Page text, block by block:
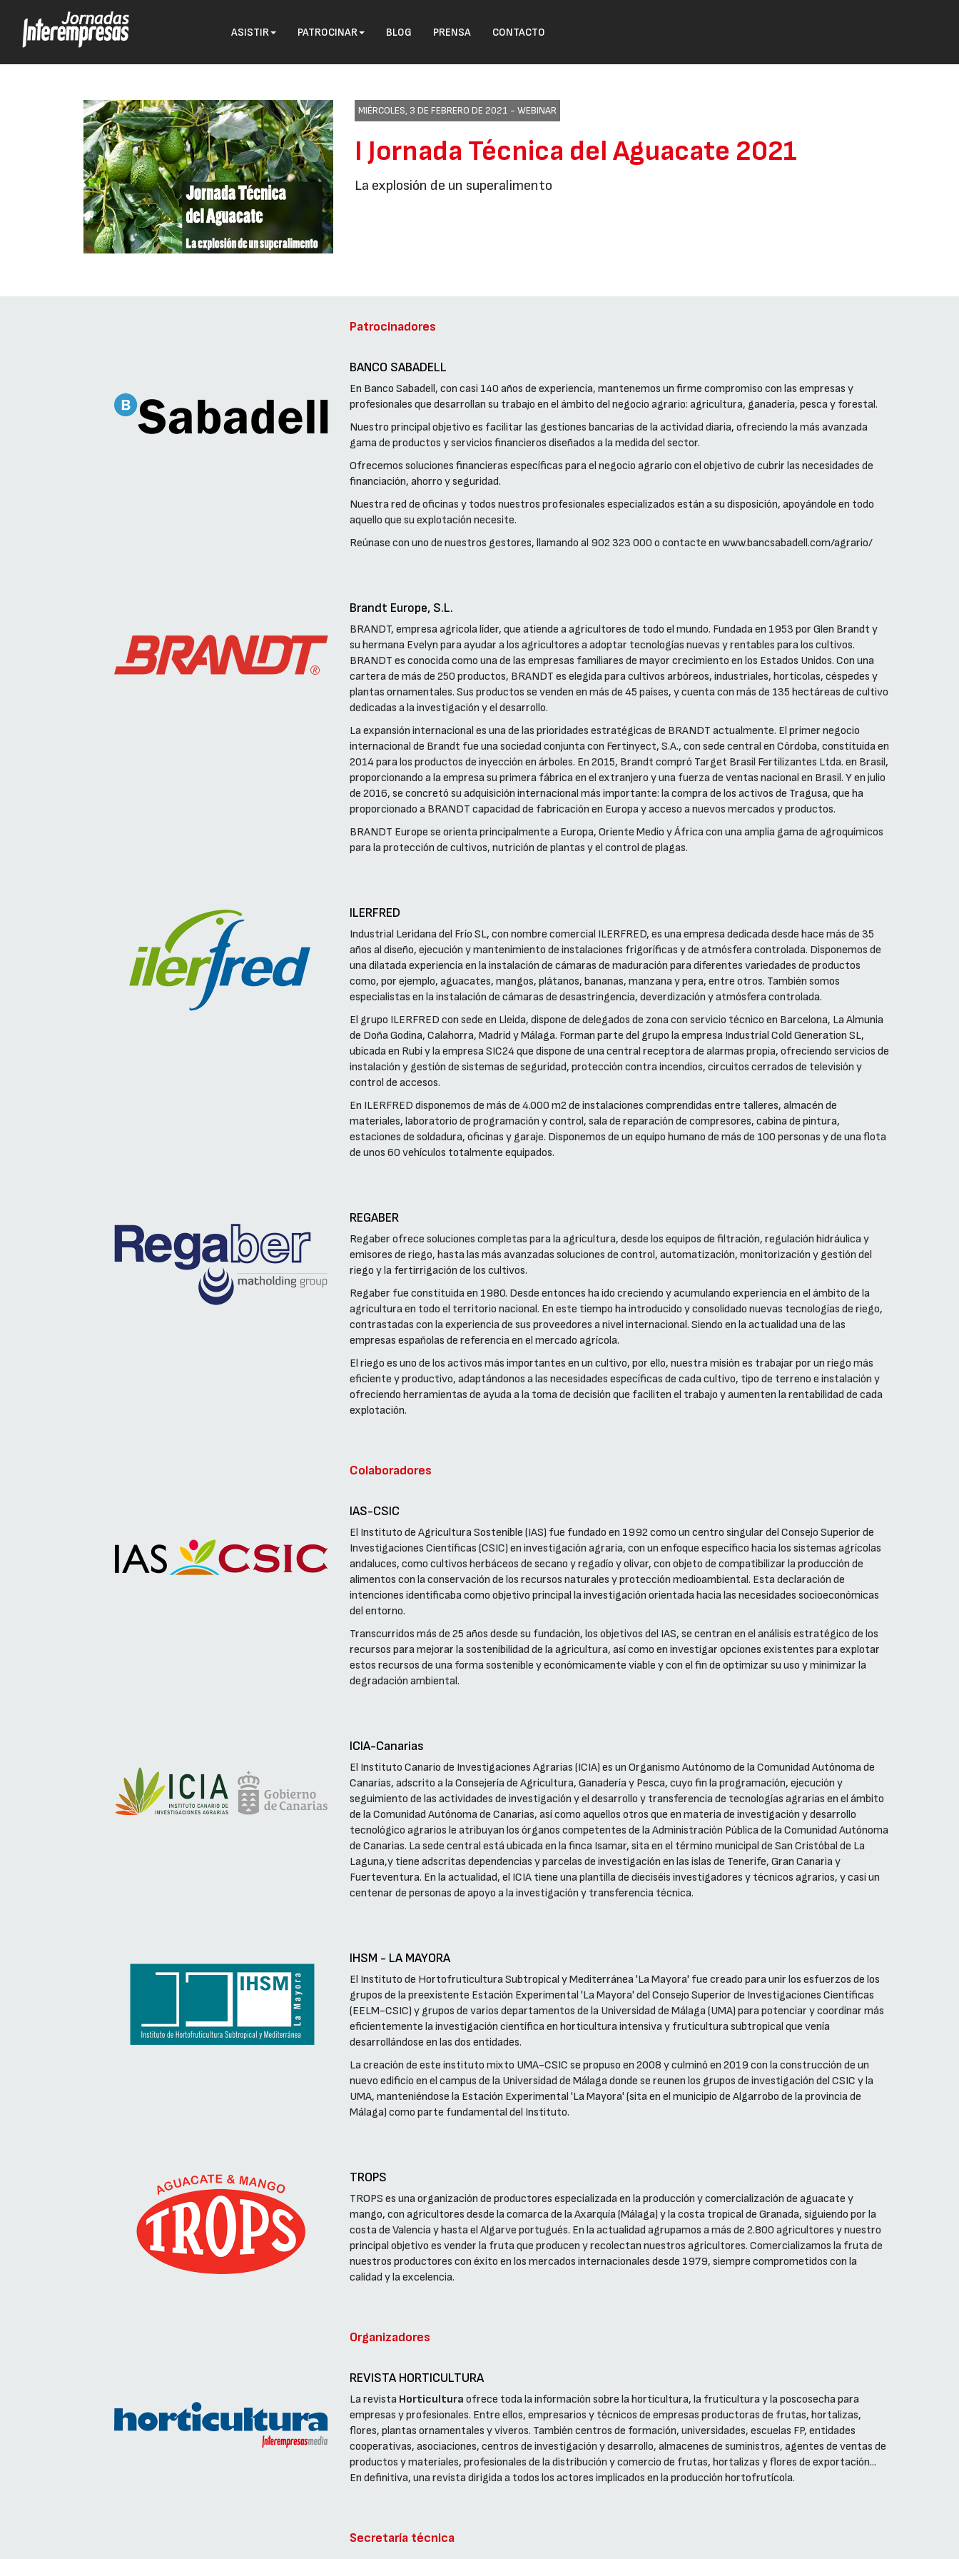
ASISTIR PATROCINAR BLOG PRENSA CONTACTO
MIÉRCOLES, 3 DE FEBRERO DE 2021 - WEBINAR
I Jornada Técnica del Aguacate 2021
La explosión de un superalimento
Patrocinadores
BANCO SABADELL
En Banco Sabadell, con casi 140 años de experiencia, mantenemos un firme compromiso con las empresas y
profesionales que desarrollan su trabajo en el ámbito del negocio agrario: agricultura, ganadería, pesca y forestal.
Nuestro principal objetivo es facilitar las gestiones bancarias de la actividad diaria, ofreciendo la más avanzada
gama de productos y servicios financieros diseñados a la medida del sector.
Ofrecemos soluciones financieras específicas para el negocio agrario con el objetivo de cubrir las necesidades de
financiación, ahorro y seguridad.
Nuestra red de oficinas y todos nuestros profesionales especializados están a su disposición, apoyándole en todo
aquello que su explotación necesite.
Reúnase con uno de nuestros gestores, llamando al 902 323 000 o contacte en www.bancsabadell.com/agrario/
Brandt Europe, S.L.
BRANDT, empresa agrícola líder, que atiende a agricultores de todo el mundo. Fundada en 1953 por Glen Brandt y
su hermana Evelyn para ayudar a los agricultores a adoptar tecnologías nuevas y rentables para los cultivos.
BRANDT es conocida como una de las empresas familiares de mayor crecimiento en los Estados Unidos. Con una
cartera de más de 250 productos, BRANDT es elegida para cultivos arbóreos, industriales, hortícolas, céspedes y
plantas ornamentales. Sus productos se venden en más de 45 países, y cuenta con más de 135 hectáreas de cultivo
dedicadas a la investigación y el desarrollo.
La expansión internacional es una de las prioridades estratégicas de BRANDT actualmente. El primer negocio
internacional de Brandt fue una sociedad conjunta con Fertinyect, S.A., con sede central en Córdoba, constituida en
2014 para los productos de inyección en árboles. En 2015, Brandt compró Target Brasil Fertilizantes Ltda. en Brasil,
proporcionando a la empresa su primera fábrica en el extranjero y una fuerza de ventas nacional en Brasil. Y en julio
de 2016, se concretó su adquisición internacional más importante: la compra de los activos de Tragusa, que ha
proporcionado a BRANDT capacidad de fabricación en Europa y acceso a nuevos mercados y productos.
BRANDT Europe se orienta principalmente a Europa, Oriente Medio y África con una amplia gama de agroquímicos
para la protección de cultivos, nutrición de plantas y el control de plagas.
ILERFRED
Industrial Leridana del Frío SL, con nombre comercial ILERFRED, es una empresa dedicada desde hace más de 35
años al diseño, ejecución y mantenimiento de instalaciones frigoríficas y de atmósfera controlada. Disponemos de
una dilatada experiencia en la instalación de cámaras de maduración para diferentes variedades de productos
como, por ejemplo, aguacates, mangos, plátanos, bananas, manzana y pera, entre otros. También somos
especialistas en la instalación de cámaras de desastringencia, deverdización y atmósfera controlada.
El grupo ILERFRED con sede en Lleida, dispone de delegados de zona con servicio técnico en Barcelona, La Almunia
de Doña Godina, Calahorra, Madrid y Málaga. Forman parte del grupo la empresa Industrial Cold Generation SL,
ubicada en Rubí y la empresa SIC24 que dispone de una central receptora de alarmas propia, ofreciendo servicios de
instalación y gestión de sistemas de seguridad, protección contra incendios, circuitos cerrados de televisión y
control de accesos.
En ILERFRED disponemos de más de 4.000 m2 de instalaciones comprendidas entre talleres, almacén de
materiales, laboratorio de programación y control, sala de reparación de compresores, cabina de pintura,
estaciones de soldadura, oficinas y garaje. Disponemos de un equipo humano de más de 100 personas y de una flota
de unos 60 vehículos totalmente equipados.
REGABER
Regaber ofrece soluciones completas para la agricultura, desde los equipos de filtración, regulación hidráulica y
emisores de riego, hasta las más avanzadas soluciones de control, automatización, monitorización y gestión del
riego y la fertirrigación de los cultivos.
Regaber fue constituida en 1980. Desde entonces ha ido creciendo y acumulando experiencia en el ámbito de la
agricultura en todo el territorio nacional. En este tiempo ha introducido y consolidado nuevas tecnologías de riego,
contrastadas con la experiencia de sus proveedores a nivel internacional. Siendo en la actualidad una de las
empresas españolas de referencia en el mercado agrícola.
El riego es uno de los activos más importantes en un cultivo, por ello, nuestra misión es trabajar por un riego más
eficiente y productivo, adaptándonos a las necesidades específicas de cada cultivo, tipo de terreno e instalación y
ofreciendo herramientas de ayuda a la toma de decisión que faciliten el trabajo y aumenten la rentabilidad de cada
explotación.
Colaboradores
IAS-CSIC
El Instituto de Agricultura Sostenible (IAS) fue fundado en 1992 como un centro singular del Consejo Superior de
Investigaciones Científicas (CSIC) en investigación agraria, con un enfoque específico hacia los sistemas agrícolas
andaluces, como cultivos herbáceos de secano y regadío y olivar, con objeto de compatibilizar la producción de
alimentos con la conservación de los recursos naturales y protección medioambiental. Esta declaración de
intenciones identificaba como objetivo principal la investigación orientada hacia las necesidades socioeconómicas
del entorno.
Transcurridos más de 25 años desde su fundación, los objetivos del IAS, se centran en el análisis estratégico de los
recursos para mejorar la sostenibilidad de la agricultura, así como en investigar opciones existentes para explotar
estos recursos de una forma sostenible y económicamente viable y con el fin de optimizar su uso y minimizar la
degradación ambiental.
ICIA-Canarias
El Instituto Canario de Investigaciones Agrarias (ICIA) es un Organismo Autónomo de la Comunidad Autónoma de
Canarias, adscrito a la Consejería de Agricultura, Ganadería y Pesca, cuyo fin la programación, ejecución y
seguimiento de las actividades de investigación y el desarrollo y transferencia de tecnologías agrarias en el ámbito
de la Comunidad Autónoma de Canarias, así como aquellos otros que en materia de investigación y desarrollo
tecnológico agrarios le atribuyan los órganos competentes de la Administración Pública de la Comunidad Autónoma
de Canarias. La sede central está ubicada en la finca Isamar, sita en el término municipal de San Cristóbal de La
Laguna,y tiene adscritas dependencias y parcelas de investigación en las islas de Tenerife, Gran Canaria y
Fuerteventura. En la actualidad, el ICIA tiene una plantilla de dieciséis investigadores y técnicos agrarios, y casi un
centenar de personas de apoyo a la investigación y transferencia técnica.
IHSM - LA MAYORA
El Instituto de Hortofruticultura Subtropical y Mediterránea 'La Mayora' fue creado para unir los esfuerzos de los
grupos de la preexistente Estación Experimental 'La Mayora' del Consejo Superior de Investigaciones Científicas
(EELM-CSIC) y grupos de varios departamentos de la Universidad de Málaga (UMA) para potenciar y coordinar más
eficientemente la investigación científica en horticultura intensiva y fruticultura subtropical que venía
desarrollándose en las dos entidades.
La creación de este instituto mixto UMA-CSIC se propuso en 2008 y culminó en 2019 con la construcción de un
nuevo edificio en el campus de la Universidad de Málaga donde se reunen los grupos de investigación del CSIC y la
UMA, manteniéndose la Estación Experimental 'La Mayora' (sita en el municipio de Algarrobo de la provincia de
Málaga) como parte fundamental del Instituto.
TROPS
TROPS es una organización de productores especializada en la producción y comercialización de aguacate y
mango, con agricultores desde la comarca de la Axarquía (Málaga) y la costa tropical de Granada, siguiendo por la
costa de Valencia y hasta el Algarve portugués. En la actualidad agrupamos a más de 2.800 agricultores y nuestro
principal objetivo es vender la fruta que producen y recolectan nuestros agricultores. Comercializamos la fruta de
nuestros productores con éxito en los mercados internacionales desde 1979, siempre comprometidos con la
calidad y la excelencia.
Organizadores
REVISTA HORTICULTURA
La revista Horticultura ofrece toda la información sobre la horticultura, la fruticultura y la poscosecha para
empresas y profesionales. Entre ellos, empresarios y técnicos de empresas productoras de frutas, hortalizas,
flores, plantas ornamentales y viveros. También centros de formación, universidades, escuelas FP, entidades
cooperativas, asociaciones, centros de investigación y desarrollo, almacenes de suministros, agentes de ventas de
productos y materiales, profesionales de la distribución y comercio de frutas, hortalizas y flores de exportación...
En definitiva, una revista dirigida a todos los actores implicados en la producción hortofrutícola.
Secretaría técnica